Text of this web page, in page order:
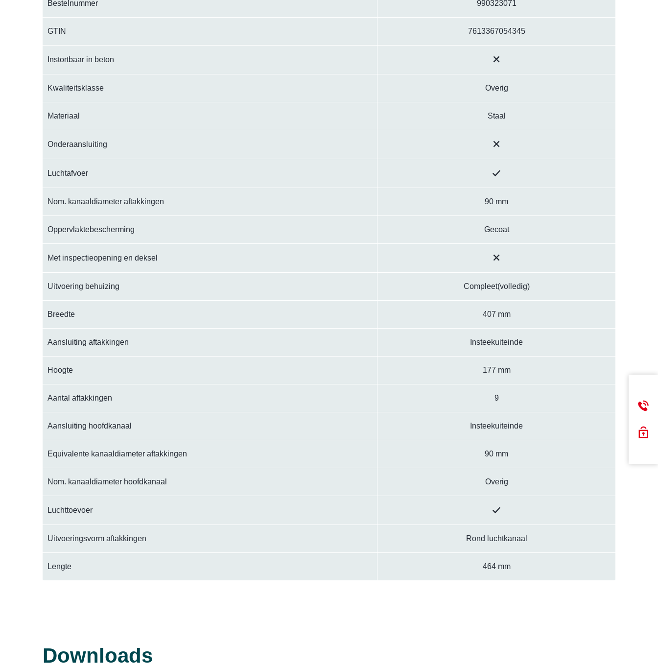
Bestelnummer 990323071
GTIN 7613367054345
Instortbaar in beton
Kwaliteitsklasse Overig
Materiaal Staal
Onderaansluiting
Luchtafvoer
Nom. kanaaldiameter aftakkingen 90 mm
Oppervlaktebescherming Gecoat
Met inspectieopening en deksel
Uitvoering behuizing Compleet(volledig)
Breedte 407 mm
Aansluiting aftakkingen Insteekuiteinde
Hoogte 177 mm
Aantal aftakkingen 9
Aansluiting hoofdkanaal Insteekuiteinde
Equivalente kanaaldiameter aftakkingen 90 mm
Nom. kanaaldiameter hoofdkanaal Overig
Luchttoevoer
Uitvoeringsvorm aftakkingen Rond luchtkanaal
Lengte 464 mm
Downloads